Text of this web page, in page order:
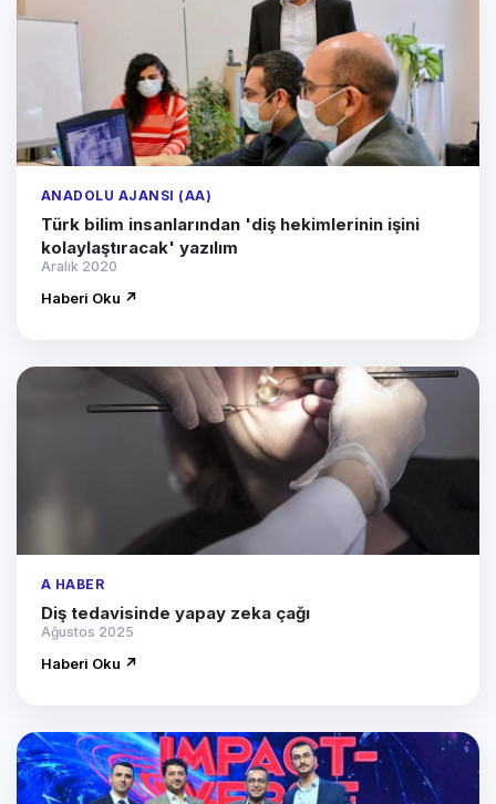
ANADOLU AJANSI (AA)
Türk bilim insanlarından 'diş hekimlerinin işini
kolaylaştıracak' yazılım
Aralık 2020
Haberi Oku ↗
A HABER
Diş tedavisinde yapay zeka çağı
Ağustos 2025
Haberi Oku ↗